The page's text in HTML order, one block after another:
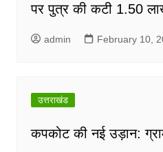
पर पुत्र की कटी 1.50
admin February 10,
उत्तराखंड
कपकोट की नई उड़ान: